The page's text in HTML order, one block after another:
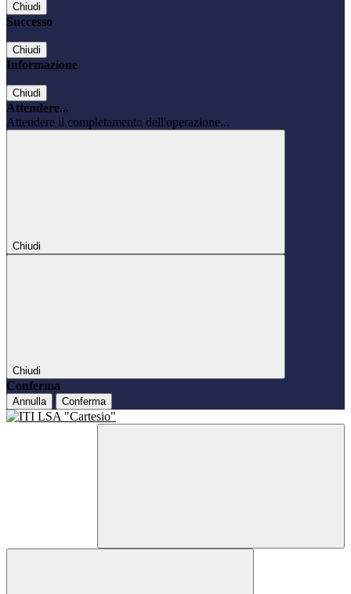
Chiudi
Successo
Chiudi
Informazione
Chiudi
Attendere...
Attendere il completamento dell'operazione...
Chiudi
Chiudi
Conferma
Annulla Conferma